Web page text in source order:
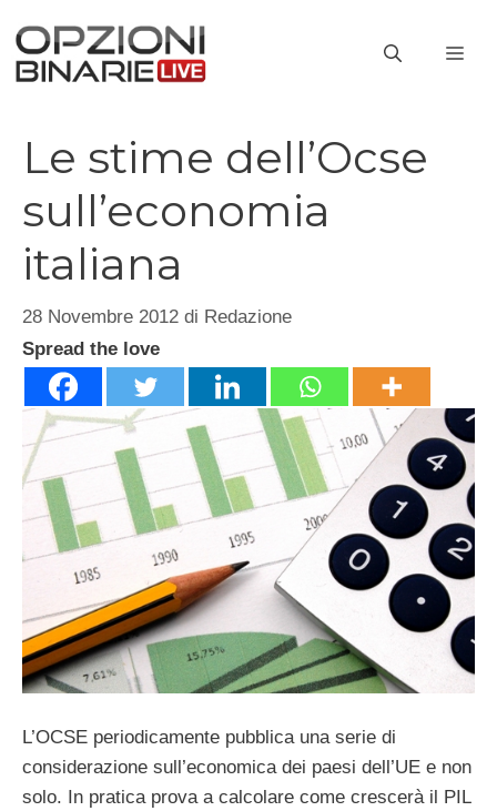
contenuto
Le stime dell’Ocse
sull’economia
italiana
28 Novembre 2012 di Redazione
Spread the love
L’OCSE periodicamente pubblica una serie di
considerazione sull’economica dei paesi dell’UE e non
solo. In pratica prova a calcolare come crescerà il PIL